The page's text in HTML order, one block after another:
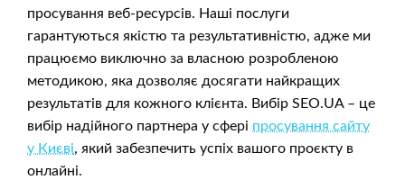
просування веб-ресурсів. Наші послуги
гарантуються якістю та результативністю, адже ми
працюємо виключно за власною розробленою
методикою, яка дозволяє досягати найкращих
результатів для кожного клієнта. Вибір SEO.UA – це
вибір надійного партнера у сфері просування сайту
у Києві, який забезпечить успіх вашого проєкту в
онлайні.